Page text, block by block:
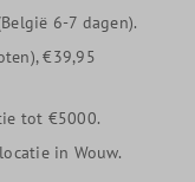
6-7 dagen).
€39,95
tot €5000.
in Wouw.